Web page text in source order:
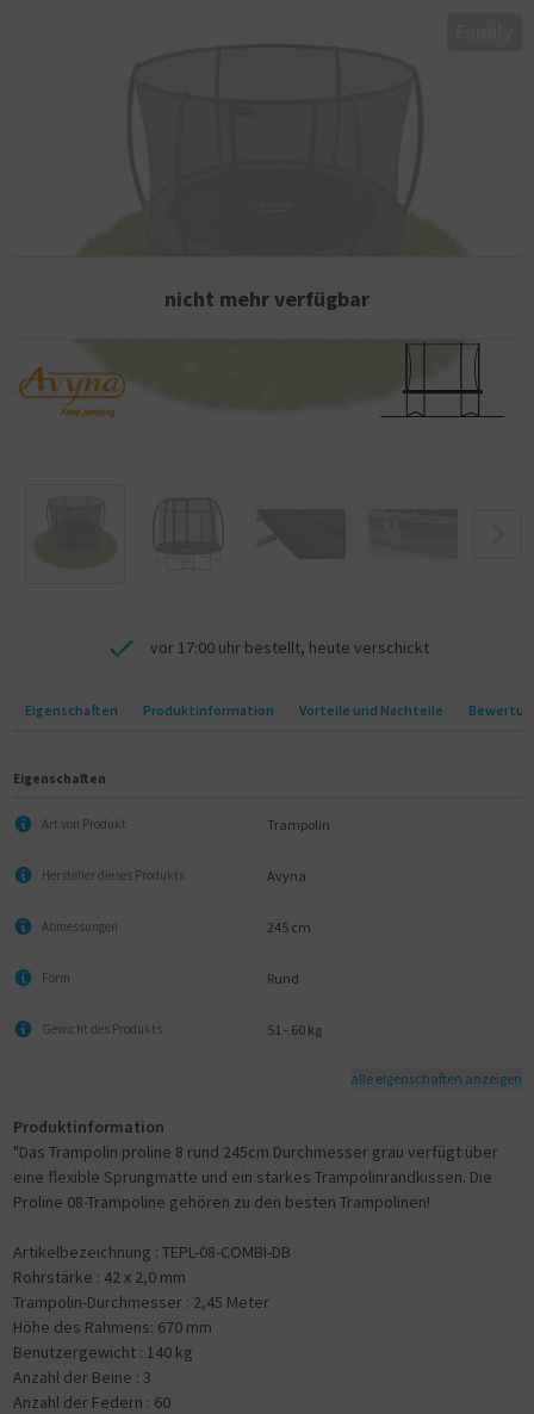
Abmessungen der Verpackung : 138 x 44 x 34 cm"
Übersetzt mit www.DeepL.com/Translator (kostenlose Version)
nicht mehr verfügbar
vor 17:00 uhr bestellt, heute verschickt
Eigenschaften Produktinformation Vorteile und Nachteile
Eigenschaften
Art von Produkt Trampolin
Hersteller dieses Produkts Avyna
Abmessungen 245 cm
Form Rund
Gewicht des Produkts 51 - 60 kg
alle eigenschaften anzeigen
Produktinformation
"Das Trampolin proline 8 rund 245cm Durchmesser grau verfügt über
eine flexible Sprungmatte und ein starkes Trampolinrandkissen. Die
Proline 08-Trampoline gehören zu den besten Trampolinen!
Artikelbezeichnung : TEPL-08-COMBI-DB
Rohrstärke : 42 x 2,0 mm
Trampolin-Durchmesser : 2,45 Meter
Höhe des Rahmens: 670 mm
Benutzergewicht : 140 kg
Anzahl der Beine : 3
Anzahl der Federn : 60